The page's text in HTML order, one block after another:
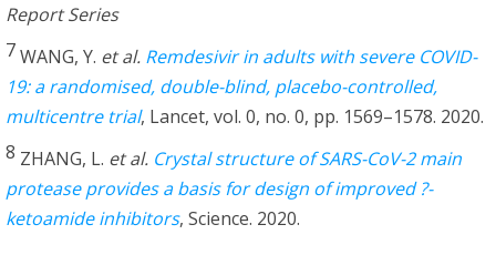
Report Series
7WANG, Y. et al. Remdesivir in adults with severe COVID-
19: a randomised, double-blind, placebo-controlled,
multicentre trial, Lancet, vol. 0, no. 0, pp. 1569–1578. 2020.
8 ZHANG, L. et al. Crystal structure of SARS-CoV-2 main
protease provides a basis for design of improved ?-
ketoamide inhibitors, Science. 2020.